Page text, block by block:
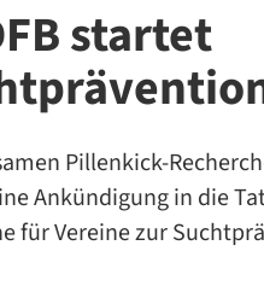
startet
Pillenkick-
Ankündigung in die
für Vereine zur